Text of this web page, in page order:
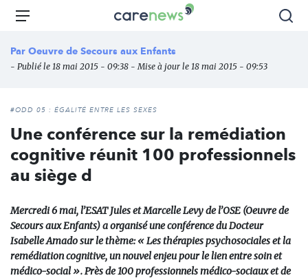
Aller
principal
Carenews,
média
des
l'engagement
Menu
Par Oeuvre de Secours aux Enfants
- Publié le 18 mai 2015 - 09:38 - Mise à jour le 18 mai 2015 - 09:53
#ODD 05 : ÉGALITÉ ENTRE LES SEXES
Une conférence sur la remédiation
cognitive réunit 100 professionnels
au siège d
Mercredi 6 mai, l’ESAT Jules et Marcelle Levy de l’OSE (Oeuvre de
Secours aux Enfants) a organisé une conférence du Docteur
Isabelle Amado sur le thème: « Les thérapies psychosociales et la
remédiation cognitive, un nouvel enjeu pour le lien entre soin et
médico-social ». Près de 100 professionnels médico-sociaux et de